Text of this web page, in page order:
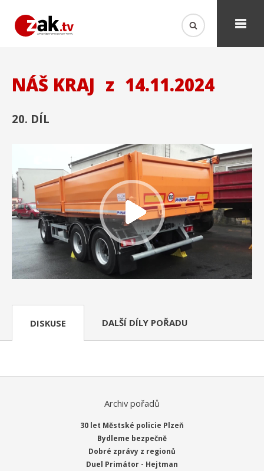
NÁŠ KRAJ z 14.11.2024
20. DÍL
DISKUSE DALŠÍ DÍLY POŘADU
Archiv pořadů
30 let Městské policie Plzeň
Bydleme bezpečně
Dobré zprávy z regionů
Duel Primátor - Hejtman